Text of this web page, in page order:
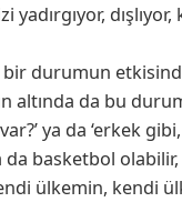
dışlıyor,
durumun
altında da bu
ya da ‘erkek
da basketbol
ülkemin, kendi